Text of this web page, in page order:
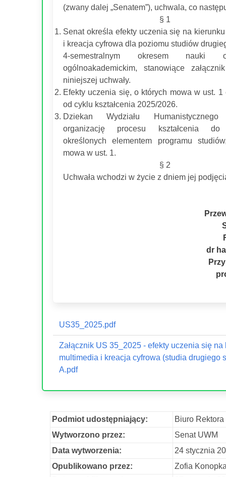
(zwany dalej „Senatem”), uchwala, co
§ 1
Senat określa efekty uczenia się na
i kreacja cyfrowa dla poziomu studiów
4-semestralnym okresem nauki
ogólnoakademickim, stanowiące
niniejszej uchwały.
Efekty uczenia się, o których mowa w ust. 1
od cyklu kształcenia 2025/2026.
Dziekan Wydziału Humanistycznego
organizację procesu kształcenia do
określonych elementem programu
mowa w ust. 1.
§ 2
Uchwała wchodzi w życie z dniem jej
dr
US35_2025.pdf
Załącznik US 35_2025 - efekty uczenia się na
multimedia i kreacja cyfrowa (studia drugiego
A.pdf
Podmiot udostępniający:
Biuro Rektora
Wytworzono przez:
Senat UWM
Data wytworzenia:
24 stycznia
Opublikowano przez:
Zofia